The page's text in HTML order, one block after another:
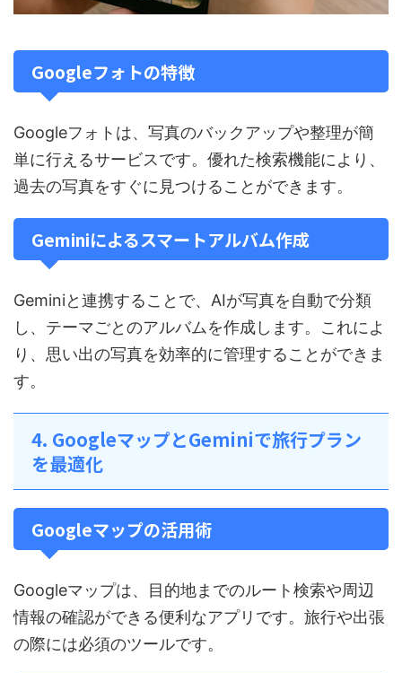
Googleフォトの特徴
Googleフォトは、写真のバックアップや整理が簡
単に行えるサービスです。優れた検索機能により、
過去の写真をすぐに見つけることができます。
Geminiによるスマートアルバム作成
Geminiと連携することで、AIが写真を自動で分類
し、テーマごとのアルバムを作成します。これによ
り、思い出の写真を効率的に管理することができま
す。
4. GoogleマップとGeminiで旅行プラン
を最適化
Googleマップの活用術
Googleマップは、目的地までのルート検索や周辺
情報の確認ができる便利なアプリです。旅行や出張
の際には必須のツールです。